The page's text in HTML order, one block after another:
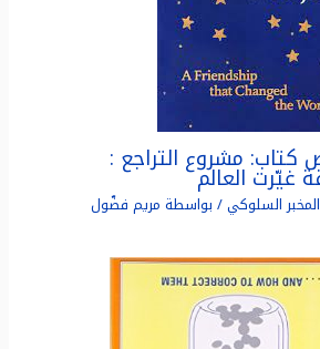
مشروع التراجع :
العالم
السلوكي/ بواسطة مريم فضّول